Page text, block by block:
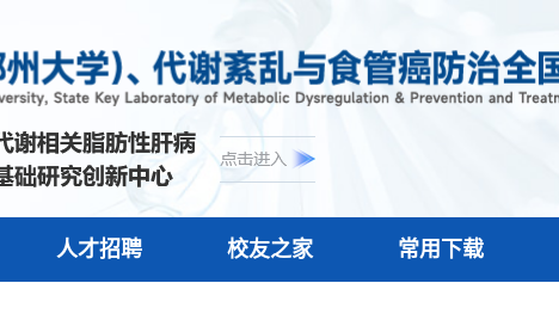
人才招聘 校友之家 常用下载